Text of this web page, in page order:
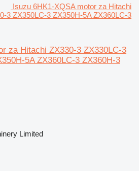
Isuzu 6HK1-XQSA motor za Hitachi
ZX350LC‑3 ZX350H‑5A ZX360LC‑3
za Hitachi ZX330‑3 ZX330LC‑3
ZX360LC‑3 ZX360H‑3
Limited